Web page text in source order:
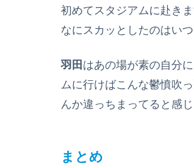
初めてスタジアムに赴きま
なにスカッとしたのはい
羽田 はあの場が素の自分
ムに行けばこんな鬱憤吹
んか違っちまってると感
まとめ